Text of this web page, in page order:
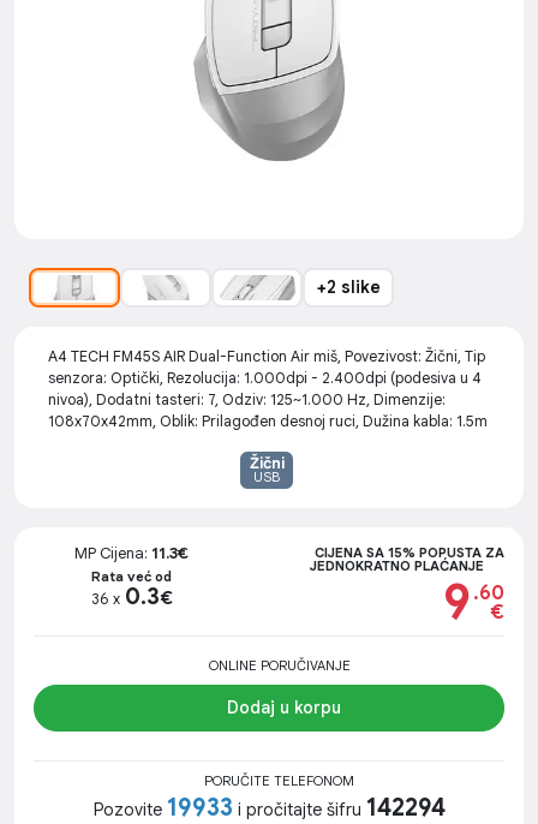
+2 slike
A4 TECH FM45S AIR Dual-Function Air miš, Povezivost: Žični, Tip
senzora: Optički, Rezolucija: 1.000dpi - 2.400dpi (podesiva u 4
nivoa), Dodatni tasteri: 7, Odziv: 125~1.000 Hz, Dimenzije:
108x70x42mm, Oblik: Prilagođen desnoj ruci, Dužina kabla: 1.5m
Žični
USB
MP Cijena: 11.3€
Rata već od
36 x 0.3€
CIJENA SA 15% POPUSTA ZA
JEDNOKRATNO PLAĆANJE
9 .60
€
ONLINE PORUČIVANJE
Dodaj u korpu
PORUČITE TELEFONOM
Pozovite 19933 i pročitajte šifru 142294